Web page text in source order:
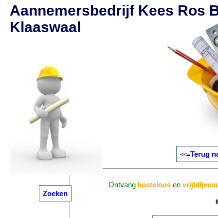
Zoeken
Aannemersbedrijf Kees Ros
Klaaswaal
<<=Terug
Ontvang kosteloos en